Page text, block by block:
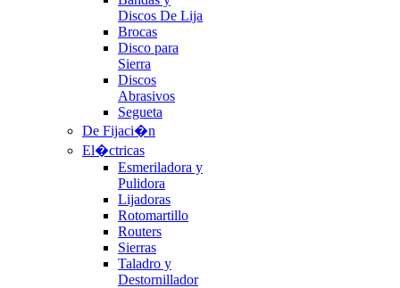
Discos De Lija
Brocas
Disco para
Sierra
Discos
Abrasivos
Segueta
De Fijaci�n
El�ctricas
Esmeriladora y
Pulidora
Lijadoras
Rotomartillo
Routers
Sierras
Taladro y
Destornillador